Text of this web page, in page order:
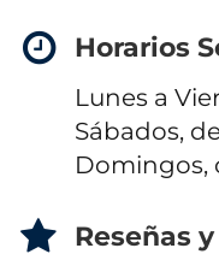
Horarios
Lunes a
Sábados,
Domingos,
Reseñas